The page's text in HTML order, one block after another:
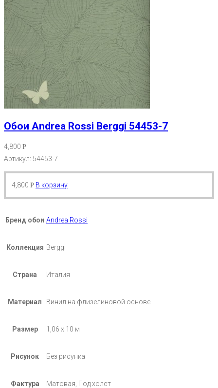
Обои Andrea Rossi Berggi 54453-7
4,800 Р
Артикул: 54453-7
4,800 Р В корзину
Бренд обои Andrea Rossi
Коллекция Berggi
Страна Италия
Материал Винил на флизелиновой основе
Размер 1,06 х 10 м
Рисунок Без рисунка
Фактура Матовая, Под холст